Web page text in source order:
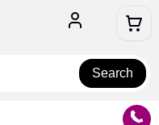
Search